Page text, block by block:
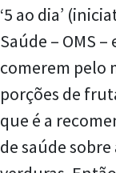
‘5 ao dia’
Saúde – OMS
comerem pelo
porções de
que é a
de saúde